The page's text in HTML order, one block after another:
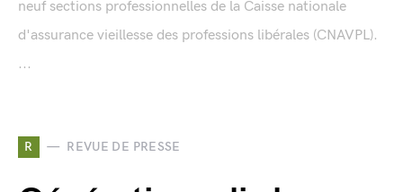
neuf sections professionnelles de la Caisse nationale
d'assurance vieillesse des professions libérales (CNAVPL).
...
R REVUE DE PRESSE